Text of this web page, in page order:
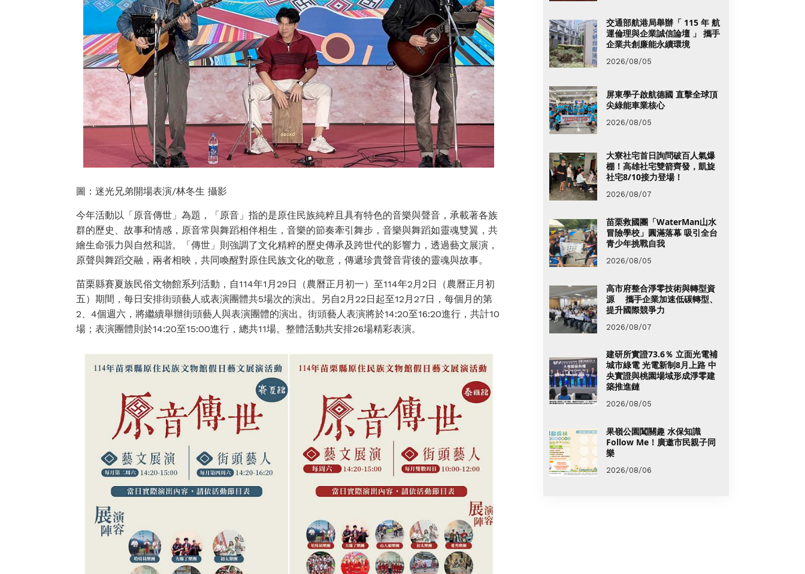
圖：迷光兄弟開場表演/林冬生 攝影
今年活動以「原音傳世」為題，「原音」指的是原住民族純粹且具有特色的音樂與聲音，承載著各族
群的歷史、故事和情感，原音常與舞蹈相伴相生，音樂的節奏牽引舞步，音樂與舞蹈如靈魂雙翼，共
繪生命張力與自然和諧。「傳世」則強調了文化精粹的歷史傳承及跨世代的影響力，透過藝文展演，
原聲與舞蹈交融，兩者相映，共同喚醒對原住民族文化的敬意，傳遞珍貴聲音背後的靈魂與故事。
苗栗縣賽夏族民俗文物館系列活動，自114年1月29日（農曆正月初一）至114年2月2日（農曆正月初
五）期間，每日安排街頭藝人或表演團體共5場次的演出。另自2月22日起至12月27日，每個月的第
2、4個週六，將繼續舉辦街頭藝人與表演團體的演出。街頭藝人表演將於14:20至16:20進行，共計10
場；表演團體則於14:20至15:00進行，總共11場。整體活動共安排26場精彩表演。
交通部航港局舉辦「 115 年 航
運倫理與企業誠信論壇 」 攜手
企業共創廉能永續環境
2026/08/05
屏東學子啟航德國 直擊全球頂
尖綠能車業核心
2026/08/05
大寮社宅首日詢問破百人氣爆
棚！高雄社宅雙箭齊發，凱旋
社宅8/10接力登場！
2026/08/07
苗栗救國團「WaterMan山水
冒險學校」圓滿落幕 吸引全台
青少年挑戰自我
2026/08/05
高市府整合淨零技術與轉型資
源 攜手企業加速低碳轉型、
提升國際競爭力
2026/08/07
建研所實證73.6％ 立面光電補
城市綠電 光電新制8月上路 中
央實證與桃園場域形成淨零建
築推進鏈
2026/08/05
果嶺公園闖關趣 水保知識
Follow Me！廣邀市民親子同
樂
2026/08/06